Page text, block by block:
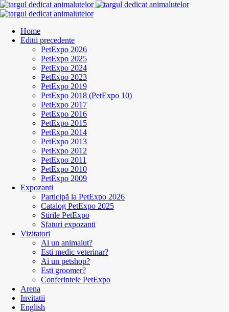
Home
Editii precedente
PetExpo 2026
PetExpo 2025
PetExpo 2024
PetExpo 2023
PetExpo 2019
PetExpo 2018 (PetExpo 10)
PetExpo 2017
PetExpo 2016
PetExpo 2015
PetExpo 2014
PetExpo 2013
PetExpo 2012
PetExpo 2011
PetExpo 2010
PetExpo 2009
Expozanti
Participă la PetExpo 2026
Catalog PetExpo 2025
Stirile PetExpo
Sfaturi expozanti
Vizitatori
Ai un animalut?
Esti medic veterinar?
Ai un petshop?
Esti groomer?
Conferintele PetExpo
Arena
Invitatii
English